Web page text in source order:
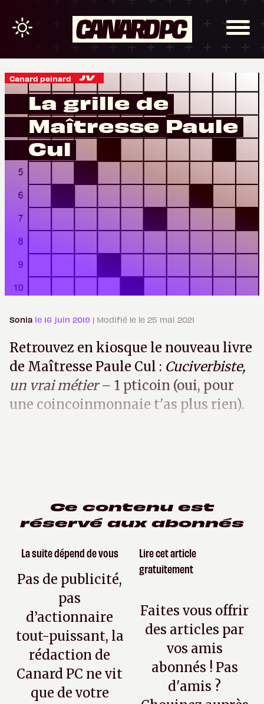
Canard peinard
La grille de
Maîtresse Paule
Cul
Sonia le 16 juin 2019 | Modifié le le 25 mai 2021
Retrouvez en kiosque le nouveau livre
de Maîtresse Paule Cul : Cuciverbiste,
un vrai métier– 1 pticoin (oui, pour
une coincoinmonnaie t'as plus rien).
Ce contenu est
réservé aux abonnés
La suite dépend de vous
Pas de publicité,
pas
d’actionnaire
tout-puissant, la
rédaction de
Canard PC ne vit
que de votre
Lire cet article
gratuitement
Faites vous offrir
des articles par
vos amis
abonnés ! Pas
d'amis ?